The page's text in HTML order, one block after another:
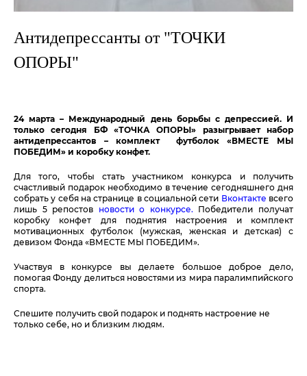
Антидепрессанты от "ТОЧКИ
ОПОРЫ"
24 марта – Международный день борьбы с депрессией. И
только сегодня БФ «ТОЧКА ОПОРЫ» разыгрывает набор
антидепрессантов – комплект футболок «ВМЕСТЕ МЫ
ПОБЕДИМ» и коробку конфет.
Для того, чтобы стать участником конкурса и получить
счастливый подарок необходимо в течение сегодняшнего дня
собрать у себя на странице в социальной сети Вконтакте всего
лишь 5 репостов новости о конкурсе. Победители получат
коробку конфет для поднятия настроения и комплект
мотивационных футболок (мужская, женская и детская) с
девизом Фонда «ВМЕСТЕ МЫ ПОБЕДИМ».
Участвуя в конкурсе вы делаете большое доброе дело,
помогая Фонду делиться новостями из мира паралимпийского
спорта.
Спешите получить свой подарок и поднять настроение не
только себе, но и близким людям.